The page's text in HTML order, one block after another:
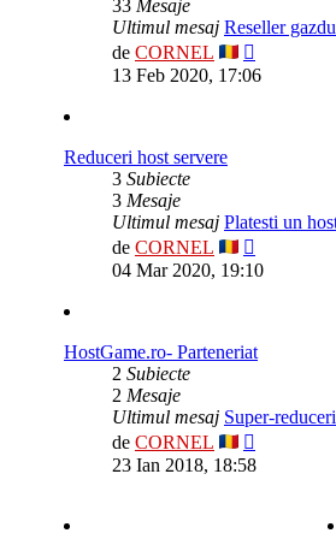
33 Mesaje
Ultimul mesaj Reseller
de CORNEL
ultimul
13 Feb 2020, 17:06
Reduceri host servere
3 Subiecte
3 Mesaje
Ultimul mesaj Platesti un
de CORNEL
ultimul
04 Mar 2020, 19:10
HostGame.ro- Parteneriat
2 Subiecte
2 Mesaje
Ultimul mesaj Super-
de CORNEL
ultimul
23 Ian 2018, 18:58